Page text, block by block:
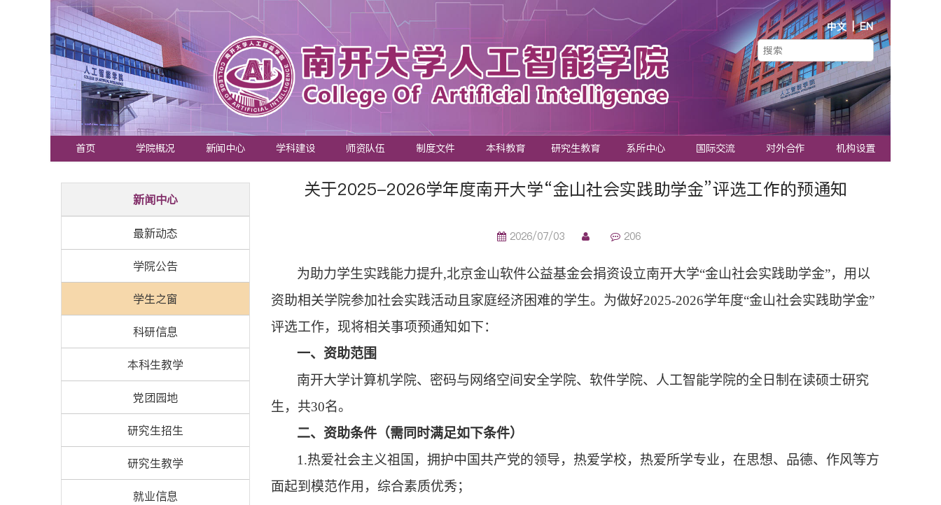
中文 | EN
首页 学院概况 新闻中心 学科建设 师资队伍 制度文件 本科教育 研究生教育 系所中心 国际交流 对外合作 机构设置
新闻中心
最新动态
学院公告
学生之窗
科研信息
本科生教学
党团园地
研究生招生
研究生教学
就业信息
关于2025-2026学年度南开大学“金山社会实践助学金”评选工作的预通知
2026/07/03 206
为助力学生实践能力提升,北京金山软件公益基金会捐资设立南开大学“金山社会实践助学金”，用以
资助相关学院参加社会实践活动且家庭经济困难的学生。为做好2025-2026学年度“金山社会实践助学金”
评选工作，现将相关事项预通知如下：
一、资助范围
南开大学计算机学院、密码与网络空间安全学院、软件学院、人工智能学院的全日制在读硕士研究
生 ， 共30名。
二、资助条件（需同时满足如下条件）
1.热爱社会主义祖国，拥护中国共产党的领导，热爱学校，热爱所学专业，在思想、品德、作风等方
面起到模范作用，综合素质优秀；